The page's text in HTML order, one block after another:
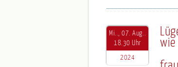
Mi.., 07. Aug..
18.30 Uhr
2024
wie